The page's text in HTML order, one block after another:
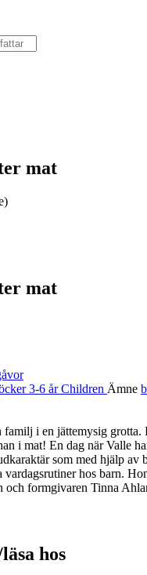
mat
mat
3-6 årChildren Ämne
i en jättemysig
i mat! En dag när Valle
som med hjälp
vardagsrutiner hos barn.
och formgivaren Tinna
hos